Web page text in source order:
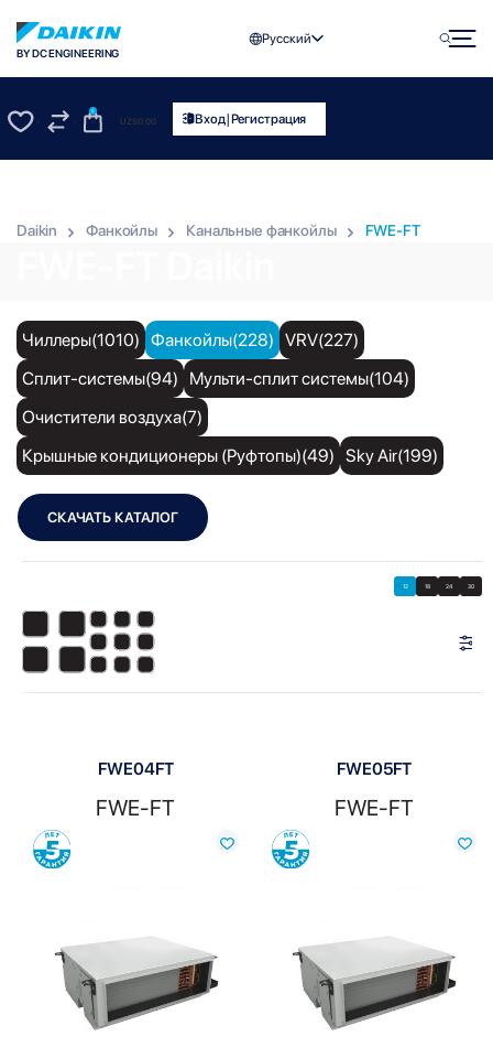
BY DC ENGINEERING
Русский
0
UZS0.00 Вход|Регистрация
Daikin Фанкойлы Канальные фанкойлы FWE-FT
Чиллеры(1010) Фанкойлы(228) VRV(227)
Сплит-системы(94)
Мульти-сплит системы(104)
Очистители воздуха(7)
Крышные кондиционеры (Руфтопы)(49) Sky Air(199)
СКАЧАТЬ КАТАЛОГ
12 18 24 30
Показать:
FWE04FT
FWE-FT
Сравнить
FWE05FT
FWE-FT
Сравнить